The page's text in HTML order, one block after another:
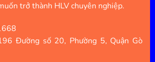
trở thành HLV chuyên nghiệp.
Đường số 20, Phường 5, Quận Gò